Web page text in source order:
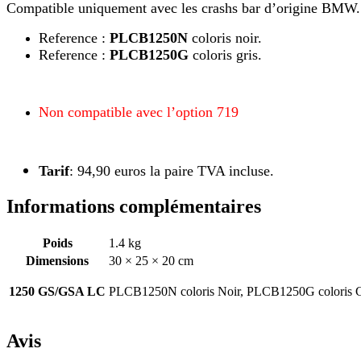
Compatible uniquement avec les crashs bar d’origine BMW.
Reference : PLCB1250N coloris noir.
Reference : PLCB1250G coloris gris.
Non compatible avec l’option 719
Tarif: 94,90 euros la paire TVA incluse.
Informations complémentaires
Poids
1.4 kg
Dimensions
30 × 25 × 20 cm
1250 GS/GSA LC PLCB1250N coloris Noir, PLCB1250G coloris
Avis